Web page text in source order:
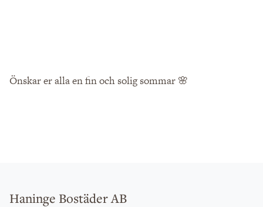
Önskar er alla en fin och solig sommar 🌸
Haninge Bostäder AB